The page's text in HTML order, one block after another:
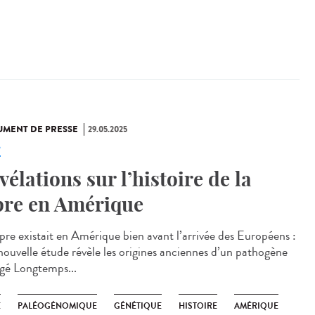
DE PRESSE 29.05.2025
sur l’histoire de la
en Amérique
existait en Amérique bien avant l’arrivée des Européens :
étude révèle les origines anciennes d’un pathogène
Longtemps...
PALÉOGÉNOMIQUE GÉNÉTIQUE HISTOIRE AMÉRIQUE